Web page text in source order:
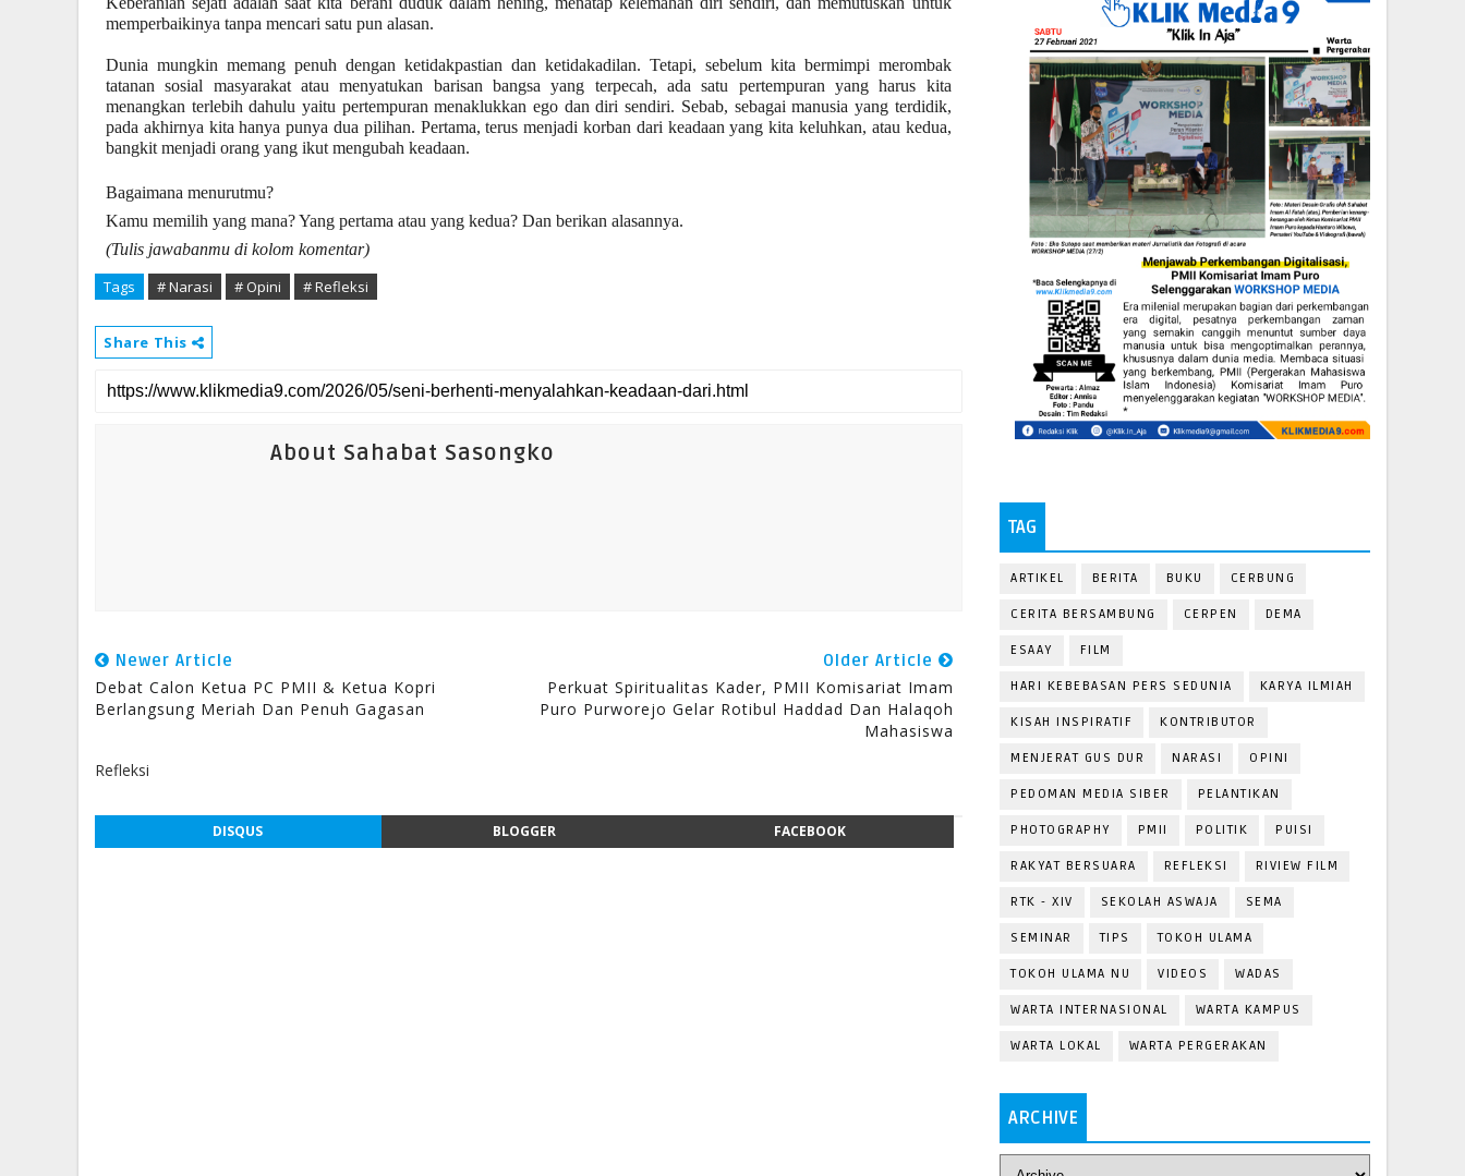
memperbaikinya tanpa mencari satu pun alasan.
Dunia mungkin memang penuh dengan ketidakpastian dan ketidakadilan. Tetapi, sebelum kita bermimpi merombak
tatanan sosial masyarakat atau menyatukan barisan bangsa yang terpecah, ada satu pertempuran yang harus kita
menangkan terlebih dahulu yaitu pertempuran menaklukkan ego dan diri sendiri. Sebab, sebagai manusia yang terdidik,
pada akhirnya kita hanya punya dua pilihan. Pertama, terus menjadi korban dari keadaan yang kita keluhkan, atau kedua,
bangkit menjadi orang yang ikut mengubah keadaan.
Bagaimana menurutmu?
Kamu memilih yang mana? Yang pertama atau yang kedua? Dan berikan alasannya.
(Tulis jawabanmu di kolom komentar)
Tags # Narasi # Opini # Refleksi
Share This
About Sahabat Sasongko
Newer Article
Debat Calon Ketua PC PMII & Ketua Kopri
Berlangsung Meriah Dan Penuh Gagasan
Older Article
Perkuat Spiritualitas Kader, PMII Komisariat Imam
Puro Purworejo Gelar Rotibul Haddad Dan Halaqoh
Mahasiswa
Refleksi
DISQUS BLOGGER FACEBOOK
TAG
ARTIKEL BERITA BUKU CERBUNG
CERITA BERSAMBUNG CERPEN DEMA
ESAAY FILM
HARI KEBEBASAN PERS SEDUNIA KARYA ILMIAH
KISAH INSPIRATIF KONTRIBUTOR
MENJERAT GUS DUR NARASI OPINI
PEDOMAN MEDIA SIBER PELANTIKAN
PHOTOGRAPHY PMII POLITIK PUISI
RAKYAT BERSUARA REFLEKSI RIVIEW FILM
RTK - XIV SEKOLAH ASWAJA SEMA
SEMINAR TIPS TOKOH ULAMA
TOKOH ULAMA NU VIDEOS WADAS
WARTA INTERNASIONAL WARTA KAMPUS
WARTA LOKAL WARTA PERGERAKAN
ARCHIVE